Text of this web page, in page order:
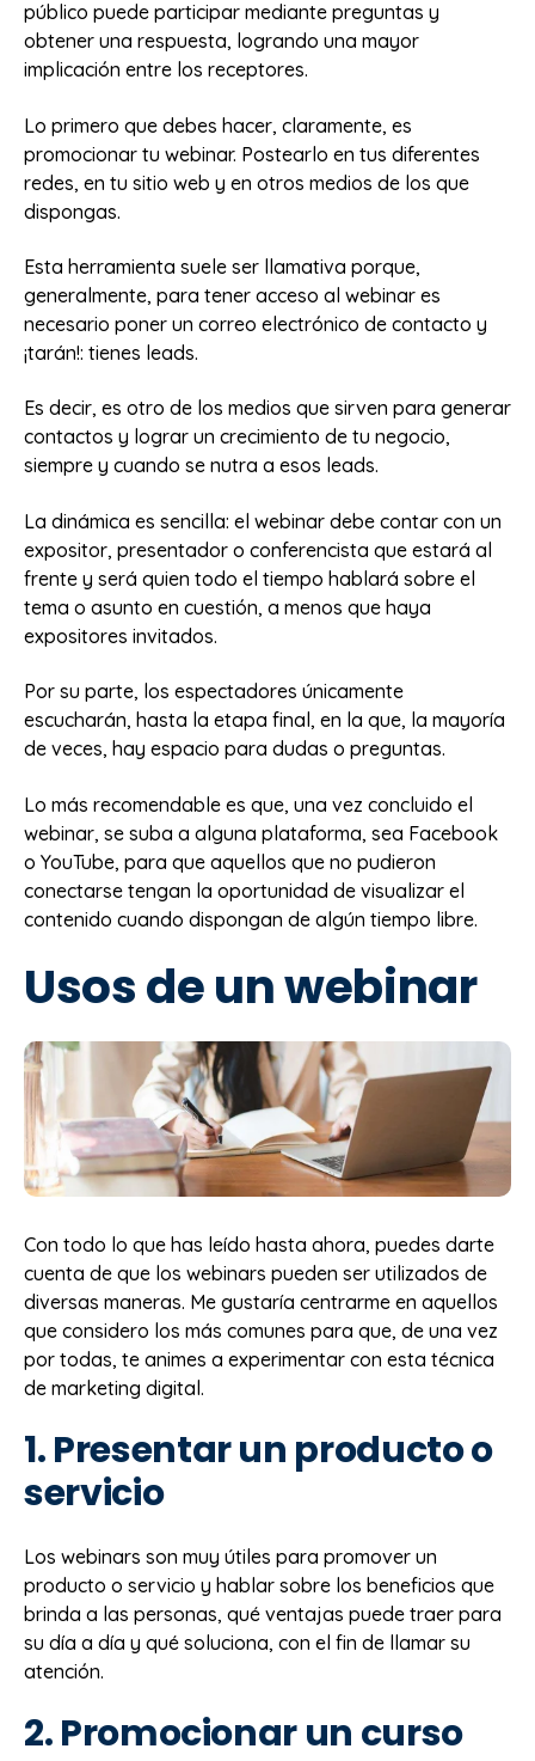
público puede participar mediante preguntas y
obtener una respuesta, logrando una mayor
implicación entre los receptores.
Lo primero que debes hacer, claramente, es
promocionar tu webinar. Postearlo en tus diferentes
redes, en tu sitio web y en otros medios de los que
dispongas.
Esta herramienta suele ser llamativa porque,
generalmente, para tener acceso al webinar es
necesario poner un correo electrónico de contacto y
¡tarán!: tienes leads.
Es decir, es otro de los medios que sirven para generar
contactos y lograr un crecimiento de tu negocio,
siempre y cuando se nutra a esos leads.
La dinámica es sencilla: el webinar debe contar con un
expositor, presentador o conferencista que estará al
frente y será quien todo el tiempo hablará sobre el
tema o asunto en cuestión, a menos que haya
expositores invitados.
Por su parte, los espectadores únicamente
escucharán, hasta la etapa final, en la que, la mayoría
de veces, hay espacio para dudas o preguntas.
Lo más recomendable es que, una vez concluido el
webinar, se suba a alguna plataforma, sea Facebook
o YouTube, para que aquellos que no pudieron
conectarse tengan la oportunidad de visualizar el
contenido cuando dispongan de algún tiempo libre.
Usos de un webinar
Con todo lo que has leído hasta ahora, puedes darte
cuenta de que los webinars pueden ser utilizados de
diversas maneras. Me gustaría centrarme en aquellos
que considero los más comunes para que, de una vez
por todas, te animes a experimentar con esta técnica
de marketing digital.
1. Presentar un producto o
servicio
Los webinars son muy útiles para promover un
producto o servicio y hablar sobre los beneficios que
brinda a las personas, qué ventajas puede traer para
su día a día y qué soluciona, con el fin de llamar su
atención.
2. Promocionar un curso